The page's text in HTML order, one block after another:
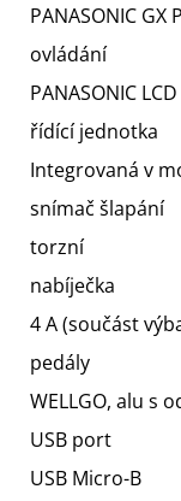
PANASONIC
ovládání
PANASONIC
řídící jednotka
Integrovaná v
snímač šlapání
torzní
nabíječka
4 A (součást
pedály
WELLGO, alu s
USB port
USB Micro-B